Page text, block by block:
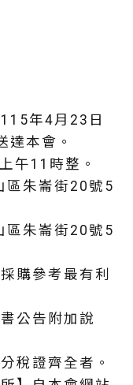
年4月23日
達本會。
午11時整。
區朱崙街20號5
區朱崙街20號5
購參考最有利
公告附加說
稅證齊全者。